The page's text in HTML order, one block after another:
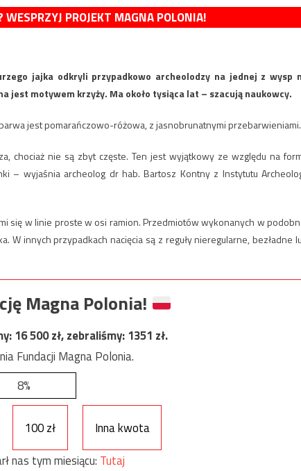
WESPRZYJ PROJEKT MAGNA POLONIA!
jajka odkryli przypadkowo archeolodzy na jednej z wysp
jest motywem krzyży. Ma około tysiąca lat – szacują naukowcy.
jest pomarańczowo-różowa, z jasnobrunatnymi przebarwieniami.
chociaż nie są zbyt częste. Ten jest wyjątkowy ze względu na
– wyjaśnia archeolog dr hab. Bartosz Kontny z Instytutu
się w linie proste w osi ramion. Przedmiotów wykonanych w
innych przypadkach nacięcia są z reguły nieregularne, bezładne
Magna Polonia!
16 500zł, zebraliśmy:1351 zł.
Fundacji Magna Polonia.
8%
100 zł
Inna kwota
nas tym miesiącu: Tutaj